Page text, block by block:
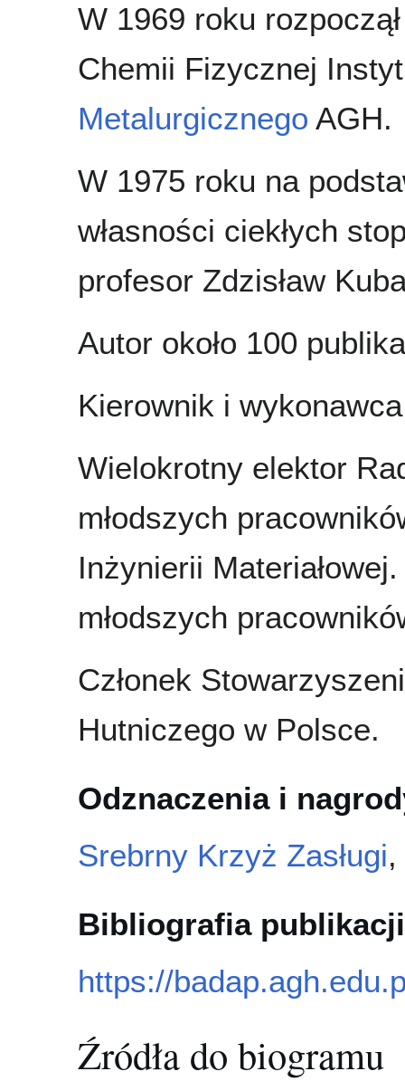
W 1969 roku
Chemii Fizycznej
Metalurgicznego AGH.
W 1975 roku na
własności ciekłych
profesor Zdzisław
Autor około 100
Kierownik i
Wielokrotny elektor
młodszych
Inżynierii
młodszych
Członek
Hutniczego w Polsce.
Odznaczenia i
Srebrny Krzyż Zasługi
Bibliografia publikacji
https://
Źródła do biogramu